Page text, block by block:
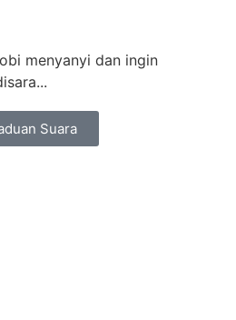
menyanyi dan ingin
Suara